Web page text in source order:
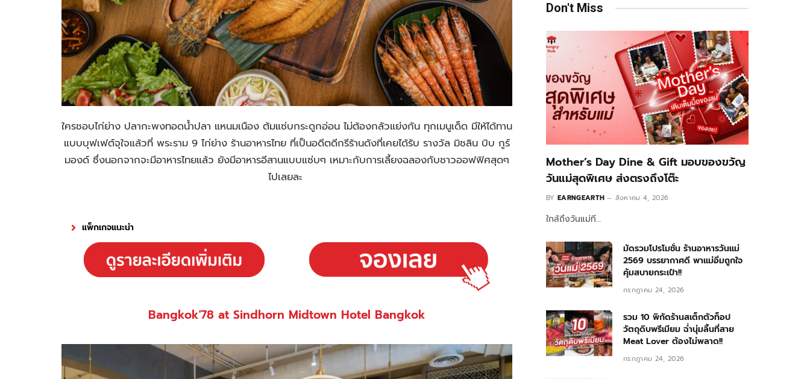
ใครชอบไก่ย่าง ปลากะพงทอดน้ำปลา แหนมเนือง ต้มแซ่บกระดูกอ่อน ไม่ต้องกลัวแย่งกัน ทุกเมนูเด็ด มีให้ได้ทาน
แบบบุฟเฟต์จุใจแล้วที่ พระราม 9 ไก่ย่าง ร้านอาหารไทย ที่เป็นอดีตดีกรีร้านดังที่เคยได้รับ รางวัล มิชลิน บิบ กูร์
มองด์ ซึ่งนอกจากจะมีอาหารไทยแล้ว ยังมีอาหารอีสานแบบแซ่บๆ เหมาะกับการเลี้ยงฉลองกับชาวออฟฟิศสุดๆ
ไปเลยละ
แพ็กเกจแนะนำ
Bangkok'78 at Sindhorn Midtown Hotel Bangkok
Don't Miss
Mother’s Day Dine & Gift มอบของขวัญ
วันแม่สุดพิเศษ ส่งตรงถึงโต๊ะ
BY EARNGEARTH สิงหาคม 4, 2026
ใกล้ถึงวันแม่ที…
มัดรวมโปรโมชั่น ร้านอาหารวันแม่
2569 บรรยากาศดี พาแม่อิ่มถูกใจ
คุ้มสบายกระเป๋า!!
กรกฎาคม 24, 2026
รวม 10 พิกัดร้านสเต็กตัวท็อป
วัตถุดิบพรีเมียม ฉ่ำนุ่มลิ้นที่สาย
Meat Lover ต้องไม่พลาด!!
กรกฎาคม 24, 2026